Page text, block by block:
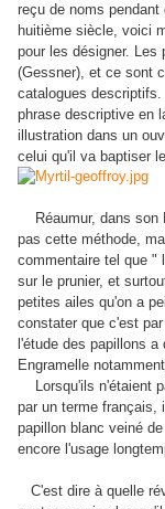
reçu de noms
huitième siècle, voici
pour les désigner. Les
(Gessner), et ce sont
catalogues
phrase descriptive en
illustration dans un
celui qu'il va baptiser
Réaumur, dans son
pas cette méthode,
commentaire tel que "
sur le prunier, et
petites ailes qu'on a
constater que c'est
l'étude des papillons
Engramelle
Lorsqu'ils n'étaient
par un terme français,
papillon blanc veiné
encore l'usage
C'est dire à quelle